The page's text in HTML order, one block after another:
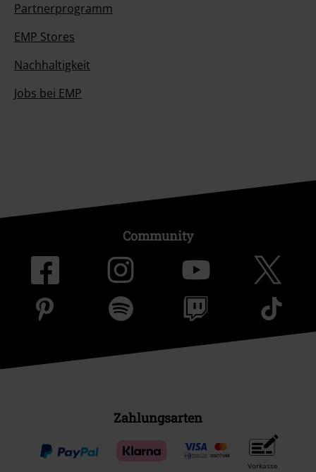
Partnerprogramm
EMP Stores
Nachhaltigkeit
Jobs bei EMP
Community
Zahlungsarten
Vorkasse